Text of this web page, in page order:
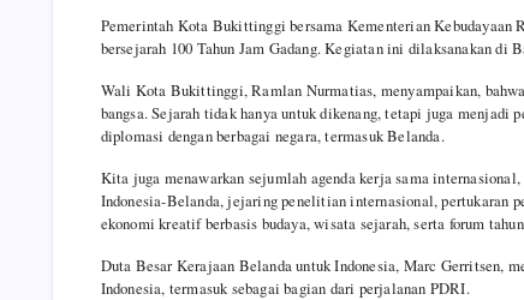
b
o
o
k
s
p
p
g
a
m
e
Pemerintah Kota Bukittinggi bersama Kementerian
bersejarah 100 Tahun Jam Gadang. Kegiatan ini dilaksanakan
Wali Kota Bukittinggi, Ramlan Nurmatias, menyampaikan,
bangsa. Sejarah tidak hanya untuk dikenang, tetapi juga menjadi
diplomasi dengan berbagai negara, termasuk Belanda.
Kita juga menawarkan sejumlah agenda kerja sama
Indonesia-Belanda, jejaring penelitian internasional, pertukaran
ekonomi kreatif berbasis budaya, wisata sejarah, serta forum
Duta Besar Kerajaan Belanda untuk Indonesia, Marc Gerritsen,
Indonesia, termasuk sebagai bagian dari perjalanan PDRI.